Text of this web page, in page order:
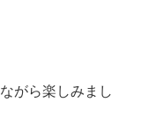
がら楽しみまし